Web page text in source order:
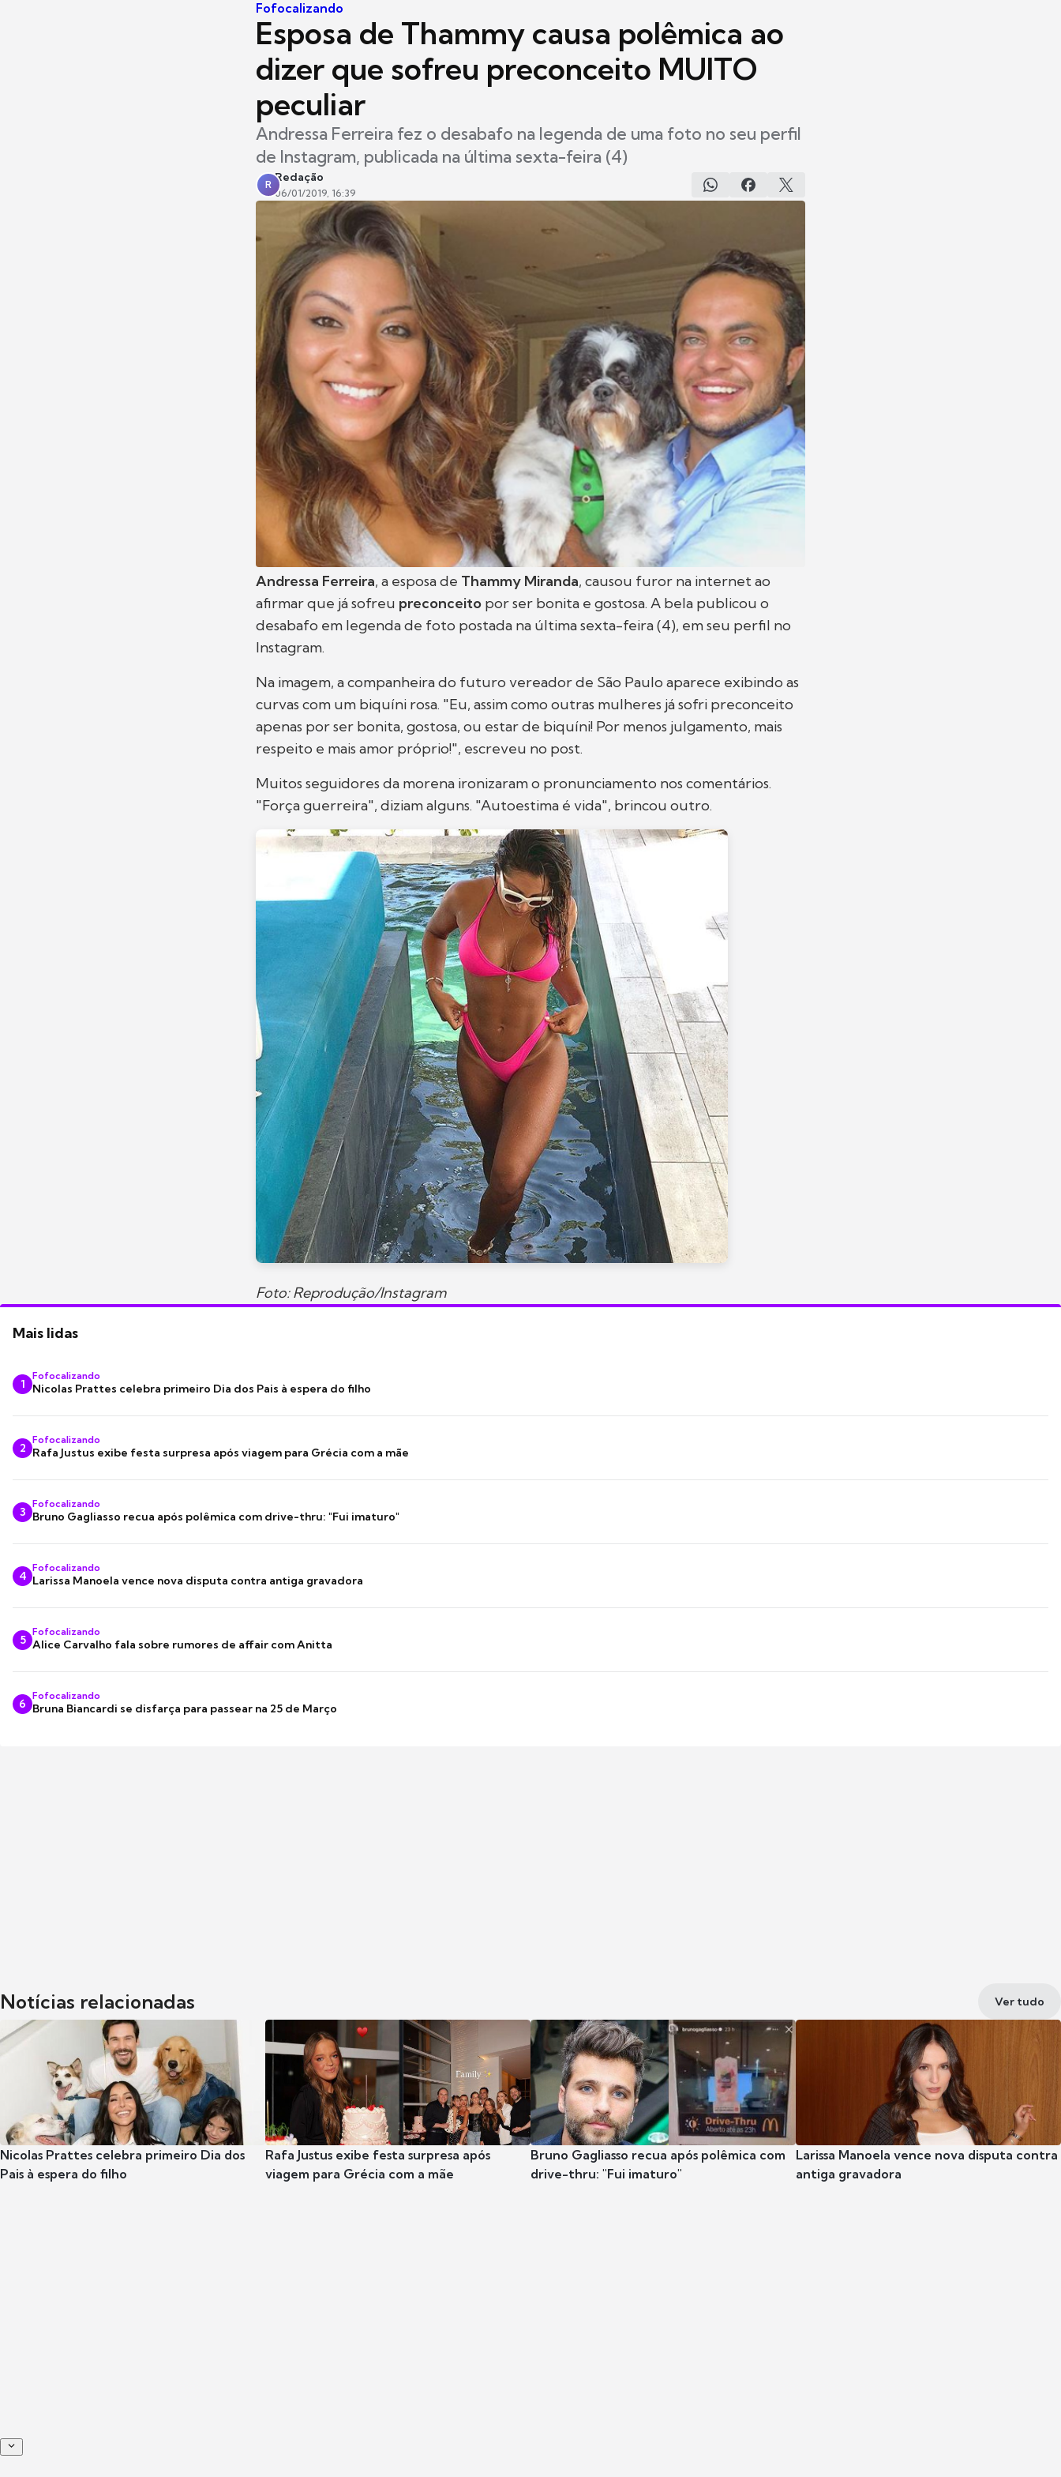
Fofocalizando
Esposa de Thammy causa polêmica ao
dizer que sofreu preconceito MUITO
peculiar
Andressa Ferreira fez o desabafo na legenda de uma foto no seu perfil
de Instagram, publicada na última sexta-feira (4)
R
Redação
06/01/2019, 16:39
Andressa Ferreira, a esposa de Thammy Miranda, causou furor na internet ao
afirmar que jásofreu preconceito por ser bonita e gostosa. A bela publicou o
desabafo em legenda de foto postada na última sexta-feira (4), em seu perfil no
Instagram.
Na imagem, a companheira do futuro vereador de São Paulo aparece exibindo as
curvas com um biquíni rosa. "Eu, assim como outras mulheres já sofri preconceito
apenas por ser bonita, gostosa, ou estar de biquíni! Por menos julgamento, mais
respeito e mais amor próprio!", escreveu no post.
Muitos seguidores da morena ironizaram o pronunciamento nos comentários.
"Força guerreira", diziam alguns. "Autoestima é vida", brincou outro.
Foto: Reprodução/Instagram
Mais lidas
1
Fofocalizando
Nicolas Prattes celebra primeiro Dia dos Pais à espera do filho
2
Fofocalizando
Rafa Justus exibe festa surpresa após viagem para Grécia com a mãe
3
Fofocalizando
Bruno Gagliasso recua após polêmica com drive-thru: "Fui imaturo"
4
Fofocalizando
Larissa Manoela vence nova disputa contra antiga gravadora
5
Fofocalizando
Alice Carvalho fala sobre rumores de affair com Anitta
6
Fofocalizando
Bruna Biancardi se disfarça para passear na 25 de Março
Notícias relacionadas Ver tudo
Nicolas Prattes celebra primeiro Dia dos
Pais à espera do filho
Rafa Justus exibe festa surpresa após
viagem para Grécia com a mãe
Bruno Gagliasso recua após polêmica com
drive-thru: "Fui imaturo"
Larissa Manoela vence nova disputa contra
antiga gravadora